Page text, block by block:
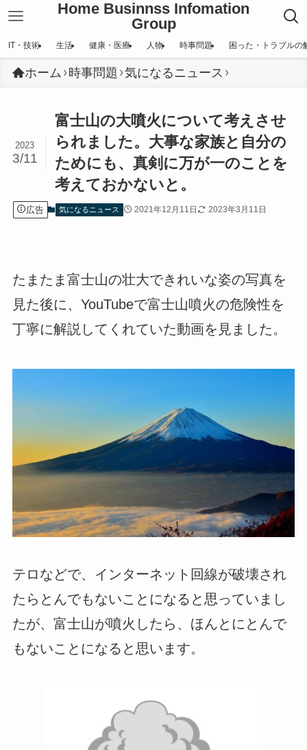
Home Businnss Infomation
Group
IT・技術 生活 健康・医療 人物 時事問題 困った・トラブルの
ホーム 時事問題 気になるニュース
富士山の大噴火について考えさせ
られました。大事な家族と自分の
ためにも、真剣に万が一のことを
考えておかないと。
2023
3/11
広告 気になるニュース 2021年12月11日 2023年3月11日
たまたま富士山の壮大できれいな姿の写真を
見た後に、YouTubeで富士山噴火の危険性を
丁寧に解説してくれていた動画を見ました。
テロなどで、インターネット回線が破壊され
たらとんでもないことになると思っていまし
たが、富士山が噴火したら、ほんとにとんで
もないことになると思います。